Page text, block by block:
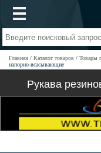
Главная Каталог товаров Товары
напорно-всасывающие
Рукава